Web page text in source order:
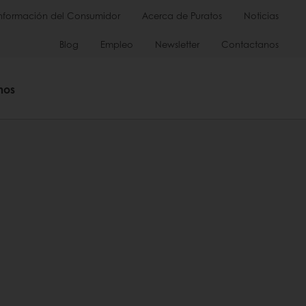
del Consumidor Acerca de Puratos Noticias
Blog Empleo Newsletter Contactanos